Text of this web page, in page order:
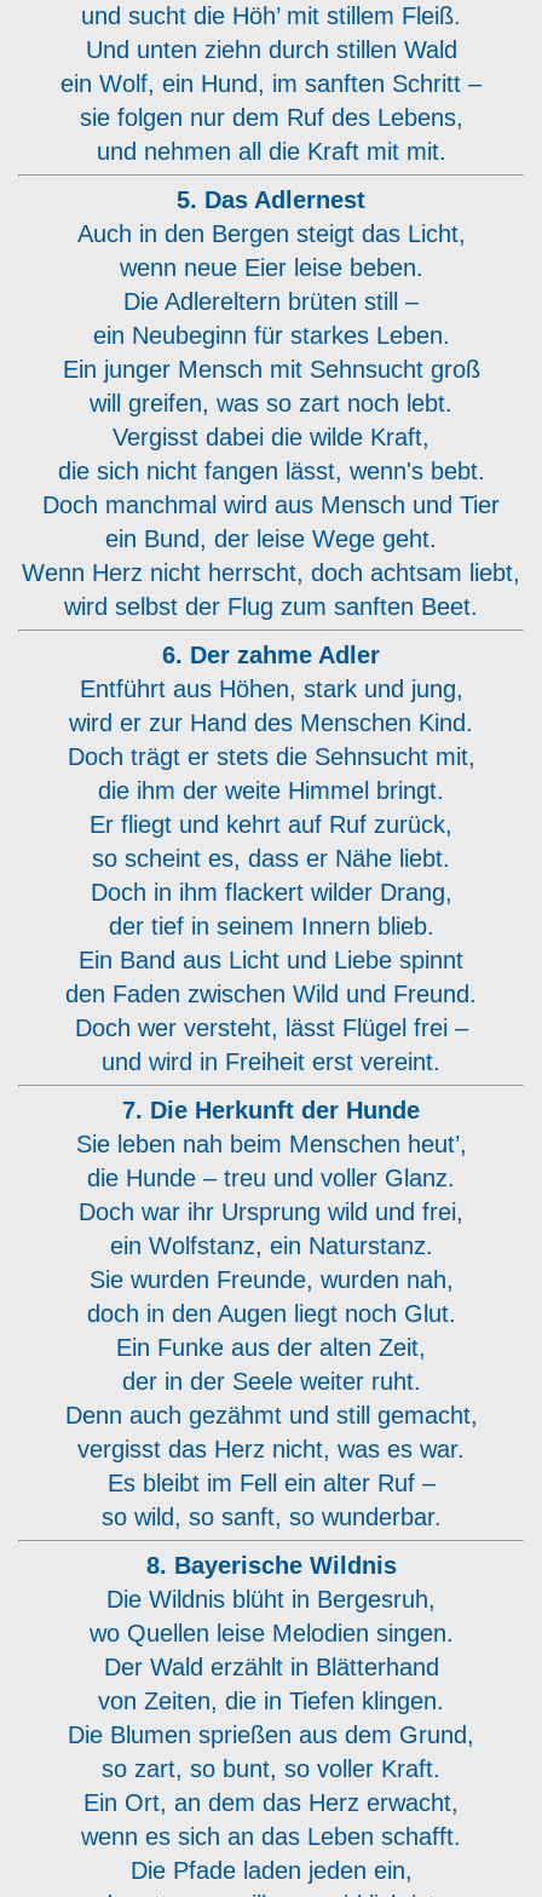
und sucht die Höh’ mit stillem Fleiß.
Und unten ziehn durch stillen Wald
ein Wolf, ein Hund, im sanften Schritt –
sie folgen nur dem Ruf des Lebens,
und nehmen all die Kraft mit mit.
5. Das Adlernest
Auch in den Bergen steigt das Licht,
wenn neue Eier leise beben.
Die Adlereltern brüten still –
ein Neubeginn für starkes Leben.
Ein junger Mensch mit Sehnsucht groß
will greifen, was so zart noch lebt.
Vergisst dabei die wilde Kraft,
die sich nicht fangen lässt, wenn's bebt.
Doch manchmal wird aus Mensch und Tier
ein Bund, der leise Wege geht.
Wenn Herz nicht herrscht, doch achtsam liebt,
wird selbst der Flug zum sanften Beet.
6. Der zahme Adler
Entführt aus Höhen, stark und jung,
wird er zur Hand des Menschen Kind.
Doch trägt er stets die Sehnsucht mit,
die ihm der weite Himmel bringt.
Er fliegt und kehrt auf Ruf zurück,
so scheint es, dass er Nähe liebt.
Doch in ihm flackert wilder Drang,
der tief in seinem Innern blieb.
Ein Band aus Licht und Liebe spinnt
den Faden zwischen Wild und Freund.
Doch wer versteht, lässt Flügel frei –
und wird in Freiheit erst vereint.
7. Die Herkunft der Hunde
Sie leben nah beim Menschen heut’,
die Hunde – treu und voller Glanz.
Doch war ihr Ursprung wild und frei,
ein Wolfstanz, ein Naturstanz.
Sie wurden Freunde, wurden nah,
doch in den Augen liegt noch Glut.
Ein Funke aus der alten Zeit,
der in der Seele weiter ruht.
Denn auch gezähmt und still gemacht,
vergisst das Herz nicht, was es war.
Es bleibt im Fell ein alter Ruf –
so wild, so sanft, so wunderbar.
8. Bayerische Wildnis
Die Wildnis blüht in Bergesruh,
wo Quellen leise Melodien singen.
Der Wald erzählt in Blätterhand
von Zeiten, die in Tiefen klingen.
Die Blumen sprießen aus dem Grund,
so zart, so bunt, so voller Kraft.
Ein Ort, an dem das Herz erwacht,
wenn es sich an das Leben schafft.
Die Pfade laden jeden ein,